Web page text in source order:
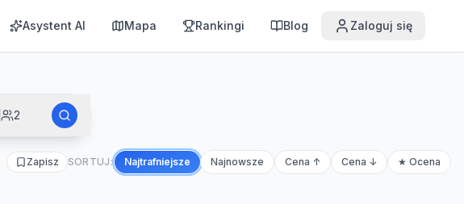
Asystent AI Mapa Rankingi Blog Zaloguj się
2
Zapisz SORTUJ: Najtrafniejsze Najnowsze Cena ↑ Cena ↓ ★ Ocena